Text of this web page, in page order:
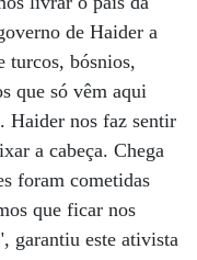
de Haider a
turcos, bósnios,
que só vêm aqui
Haider nos faz sentir
a cabeça. Chega
foram cometidas
que ficar nos
garantiu este ativista